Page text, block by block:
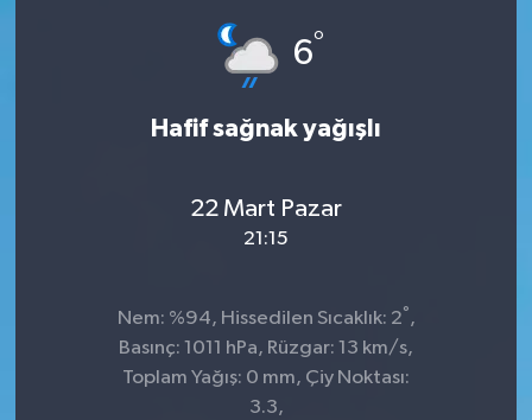
6°
Hafif sağnak yağışlı
22 Mart Pazar
21:15
Nem: %94, Hissedilen Sıcaklık: 2° ,
Basınç: 1011 hPa, Rüzgar: 13 km/s,
Toplam Yağış: 0 mm, Çiy Noktası:
3.3,
Magazin